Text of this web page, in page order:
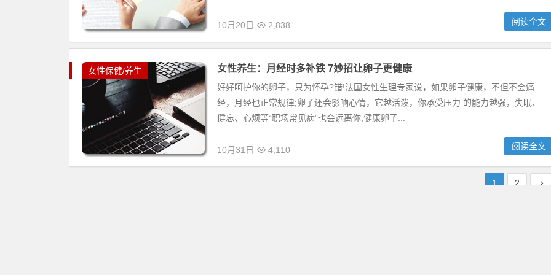
10月20日 2,838 阅读全文
女性保健/养生 女性养生：月经时多补铁 7妙招让卵子更健康
好好呵护你的卵子，只为怀孕?错!法国女性生理专家说，如果卵子健康，不但不会痛
经，月经也正常规律;卵子还会影响心情，它越活泼，你承受压力 的能力越强，失眠、
健忘、心烦等“职场常见病”也会远离你;健康卵子...
10月31日 4,110 阅读全文
1 2